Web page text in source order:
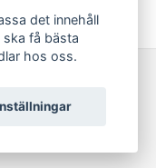
det innehåll
få bästa
hos oss.